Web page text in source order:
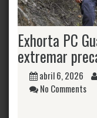
Exhorta PC
extremar
abril 6, 2026
No Comments